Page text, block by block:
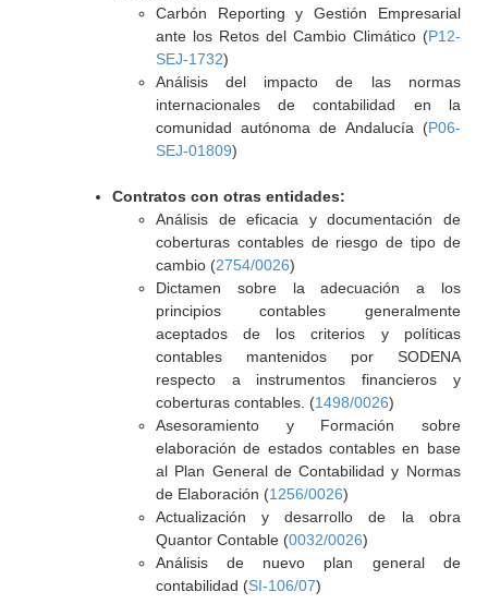
Carbón Reporting y Gestión Empresarial
ante los Retos del Cambio Climático (P12-
SEJ-1732)
Análisis del impacto de las normas
internacionales de contabilidad en la
comunidad autónoma de Andalucía (P06-
SEJ-01809)
Contratos con otras entidades:
Análisis de eficacia y documentación de
coberturas contables de riesgo de tipo de
cambio (2754/0026)
Dictamen sobre la adecuación a los
principios contables generalmente
aceptados de los criterios y políticas
contables mantenidos por SODENA
respecto a instrumentos financieros y
coberturas contables. (1498/0026)
Asesoramiento y Formación sobre
elaboración de estados contables en base
al Plan General de Contabilidad y Normas
de Elaboración (1256/0026)
Actualización y desarrollo de la obra
Quantor Contable (0032/0026)
Análisis de nuevo plan general de
contabilidad (SI-106/07)